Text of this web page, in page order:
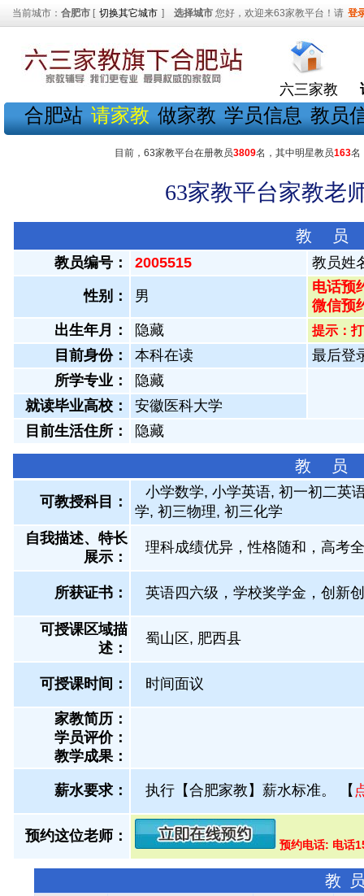
当前城市： 合肥市 [ 切换其它城市 ] 选择城市 您好，欢迎来63家教平台！请 登
六三家教
合肥站 请家教 做家教 学员信息 教员
目前，63家教平台在册教员3809名，其中明星教员163名
63家教平台家教老
教 员
教员编号： 2005515 教员姓
性别： 男
电话预
微信预
出生年月：
隐藏 提示：
目前身份： 本科在读
最后登
所学专业：
隐藏
就读毕业高校：
安徽医科大学
目前生活住所：
隐藏
教 员
可教授科目：
小学数学, 小学英语, 初一初二英
学, 初三物理, 初三化学
自我描述、特长
展示 ：
理科成绩优异，性格随和，高考
所获证书 ： 英语四六级，学校奖学金，创新
可授课区域描
述：
蜀山区, 肥西县
可授课时间： 时间面议
家教简历：
学员评价：
教学成果：
薪水要求： 执行【合肥家教】薪水标准。 【
预约这位老师：
预约电话: 电话
教